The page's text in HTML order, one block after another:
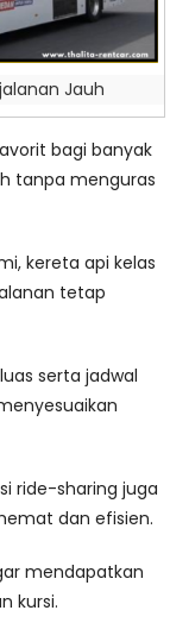
Jauh
bagi banyak
tanpa menguras
kereta api kelas
tetap
serta jadwal
ride-sharing juga
dan efisien.
mendapatkan
kursi.